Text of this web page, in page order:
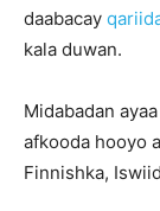
daabacay
kala duwan.
Midabadan
afkooda hooyo
Finnishka,